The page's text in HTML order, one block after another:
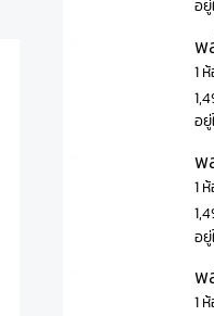
อยู่
พ
1
อยู่
พ
1
อยู่
พ
1